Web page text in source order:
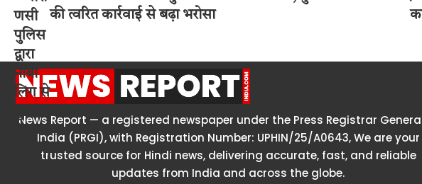
की त्वरित कार्रवाई से बढ़ा भरोसा
News Report — a registered newspaper under the Press Registrar
India (PRGI), with Registration Number: UPHIN/25/A0643, We are your
trusted source for Hindi news, delivering accurate, fast, and reliable
updates from India and across the globe.